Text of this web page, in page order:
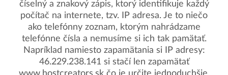
číselný a znakový zápis, ktorý identifikuje každý
počítač na internete, tzv. IP adresa. Je to niečo
ako telefónny zoznam, ktorým nahrádzame
telefónne čísla a nemusíme si ich tak pamätať.
Napríklad namiesto zapamätania si IP adresy:
46.229.238.141 si stačí len zapamätať